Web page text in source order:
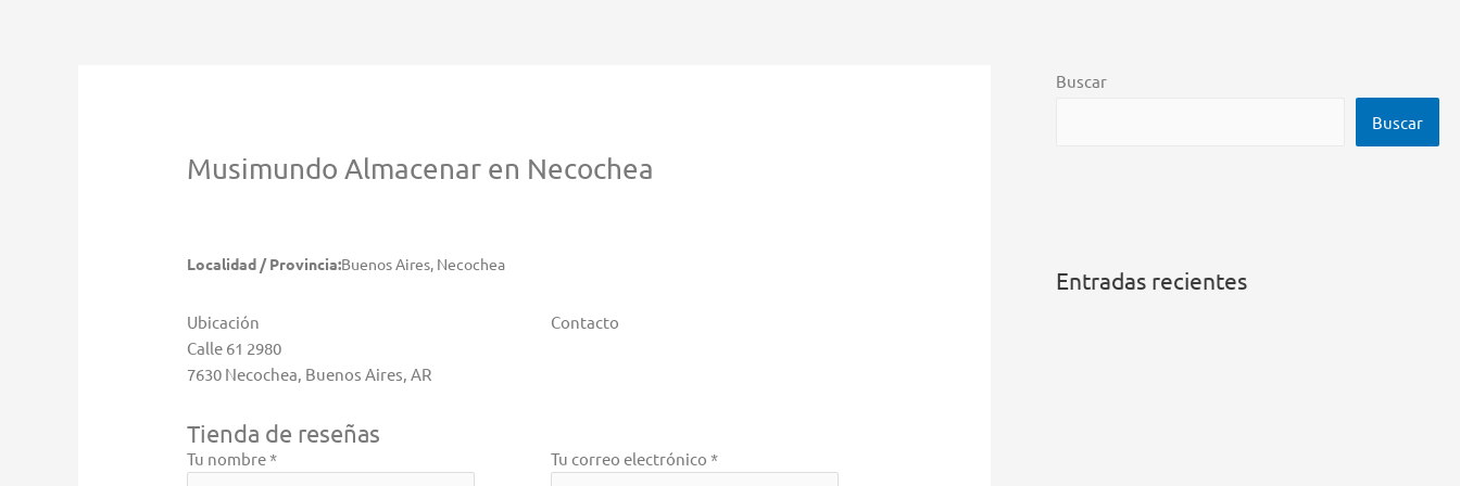
MusimundoAlmacenar en Necochea
Localidad / Provincia:Buenos Aires, Necochea
Ubicación
Calle 61 2980
7630 Necochea, Buenos Aires, AR
Contacto
Tienda de reseñas
Tu nombre * Tu correo electrónico *
Buscar
Buscar
Entradas recientes